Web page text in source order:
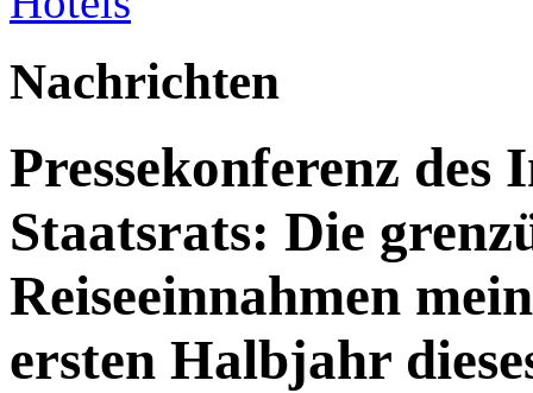
Nachrichten
Pressekonferenz des
Staatsrats: Die
Reiseeinnahmen
ersten Halbjahr